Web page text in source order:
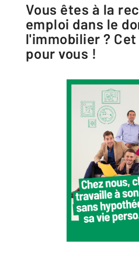
Vous êtes à la recherche d'un
emploi dans le
l'immobilier ?
pour vous !